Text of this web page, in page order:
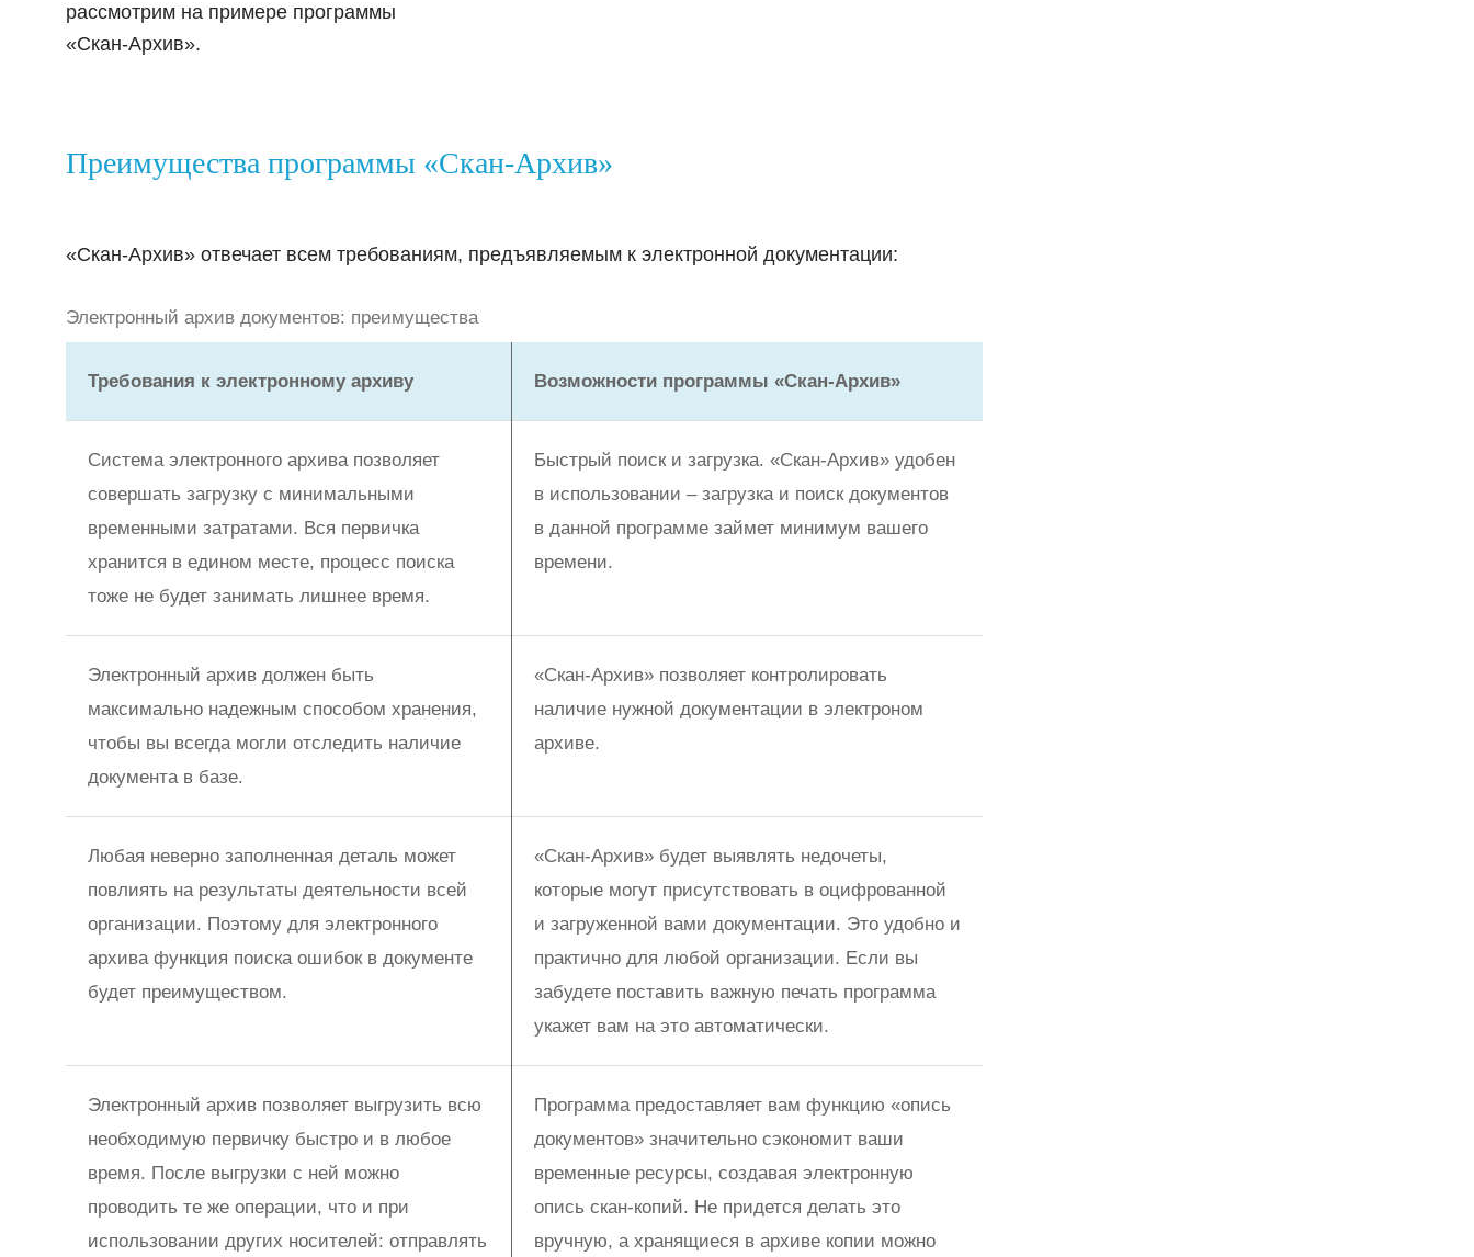
рассмотрим на примере программы
«Скан-Архив».
Преимущества программы «Скан-Архив»
«Скан-Архив» отвечает всем требованиям, предъявляемым к электронной документации:
Электронный архив документов: преимущества
Требования к электронному архиву Возможности программы «Скан-Архив»
Система электронного архива позволяет
совершать загрузку с минимальными
временными затратами. Вся первичка
хранится в едином месте, процесс поиска
тоже не будет занимать лишнее время.
Быстрый поиск и загрузка. «Скан-Архив» удобен
в использовании – загрузка и поиск документов
в данной программе займет минимум вашего
времени.
Электронный архив должен быть
максимально надежным способом хранения,
чтобы вы всегда могли отследить наличие
документа в базе.
«Скан-Архив» позволяет контролировать
наличие нужной документации в электроном
архиве.
Любая неверно заполненная деталь может
повлиять на результаты деятельности всей
организации. Поэтому для электронного
архива функция поиска ошибок в документе
будет преимуществом.
«Скан-Архив» будет выявлять недочеты,
которые могут присутствовать в оцифрованной
и загруженной вами документации. Это удобно и
практично для любой организации. Если вы
забудете поставить важную печать программа
укажет вам на это автоматически.
Электронный архив позволяет выгрузить всю
необходимую первичку быстро и в любое
время. После выгрузки с ней можно
проводить те же операции, что и при
использовании других носителей: отправлять
Программа предоставляет вам функцию «опись
документов» значительно сэкономит ваши
временные ресурсы, создавая электронную
опись скан-копий. Не придется делать это
вручную, а хранящиеся в архиве копии можно